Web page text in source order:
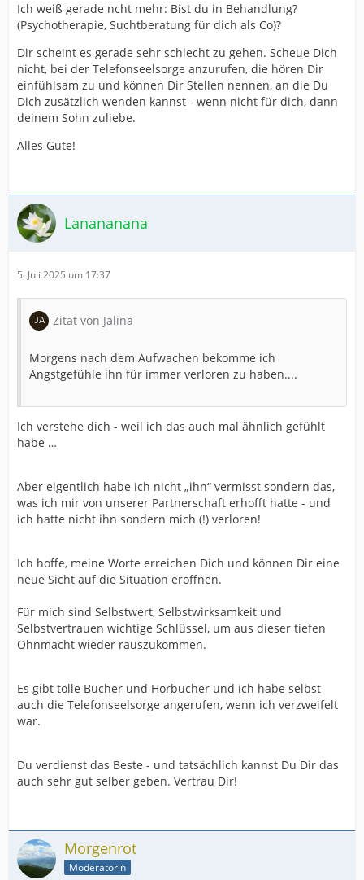
Ich weiß gerade ncht mehr: Bist du in Behandlung?
(Psychotherapie, Suchtberatung für dich als Co)?
Dir scheint es gerade sehr schlecht zu gehen. Scheue Dich
nicht, bei der Telefonseelsorge anzurufen, die hören Dir
einfühlsam zu und können Dir Stellen nennen, an die Du
Dich zusätzlich wenden kannst - wenn nicht für dich, dann
deinem Sohn zuliebe.
Alles Gute!
Lanananana
5. Juli 2025 um 17:37
Zitat von Jalina
Morgens nach dem Aufwachen bekomme ich
Angstgefühle ihn für immer verloren zu haben....
Ich verstehe dich - weil ich das auch mal ähnlich gefühlt
habe …
Aber eigentlich habe ich nicht „ihn“ vermisst sondern das,
was ich mir von unserer Partnerschaft erhofft hatte - und
ich hatte nicht ihn sondern mich (!) verloren!
Ich hoffe, meine Worte erreichen Dich und können Dir eine
neue Sicht auf die Situation eröffnen.
Für mich sind Selbstwert, Selbstwirksamkeit und
Selbstvertrauen wichtige Schlüssel, um aus dieser tiefen
Ohnmacht wieder rauszukommen.
Es gibt tolle Bücher und Hörbücher und ich habe selbst
auch die Telefonseelsorge angerufen, wenn ich verzweifelt
war.
Du verdienst das Beste - und tatsächlich kannst Du Dir das
auch sehr gut selber geben. Vertrau Dir!
Morgenrot
Moderatorin